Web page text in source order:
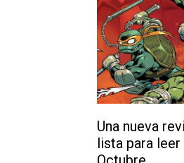
Una nueva
lista para